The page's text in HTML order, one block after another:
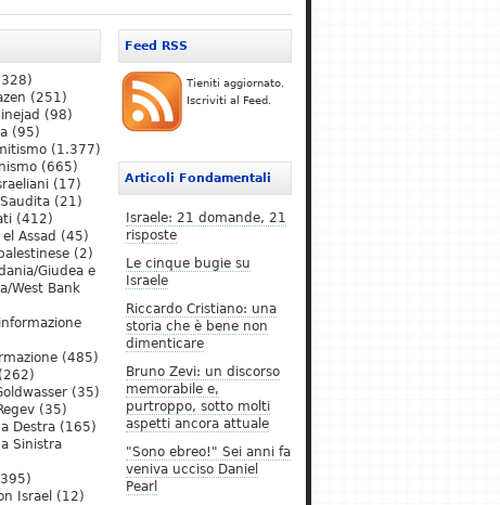
Feed RSS
Tieniti aggiornato.
Iscriviti al Feed.
Articoli Fondamentali
Israele: 21 domande, 21
risposte
Le cinque bugie su
Israele
Riccardo Cristiano: una
storia che è bene non
dimenticare
Bruno Zevi: un discorso
memorabile e,
purtroppo, sotto molti
aspetti ancora attuale
"Sono ebreo!" Sei anni fa
veniva ucciso Daniel
Pearl
(251)
(98)
(95)
(1.377)
(665)
(17)
(21)
(412)
Assad (45)
(2)
Giudea e
West Bank
(485)
(262)
(35)
(35)
Destra (165)
Sinistra
Israel (12)